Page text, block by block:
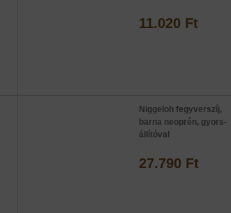
11.020 Ft
Niggeloh fegyverszíj,
barna neoprén, gyors-
állítóval
27.790 Ft